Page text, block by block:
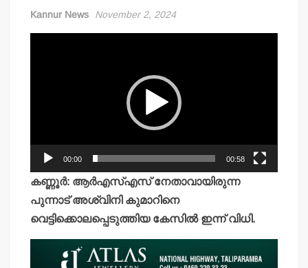
Kannur News November 2, 2024
00:00 00:58
കണ്ണൂർ: ആർഎസ്എസ് നേതാവായിരുന്ന
പുന്നാട് അശ്വിനി കുമാറിനെ
വെട്ടിക്കൊലപ്പെടുത്തിയ കേസിൽ ഇന്ന് വിധി.